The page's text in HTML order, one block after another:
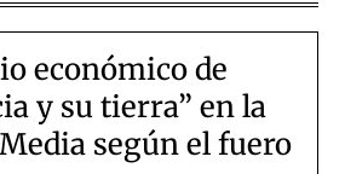
económico de
y su tierra” en la
según el fuero